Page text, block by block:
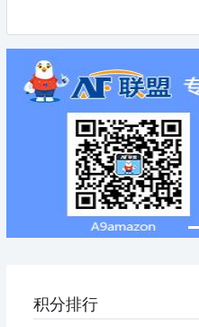
积分排行